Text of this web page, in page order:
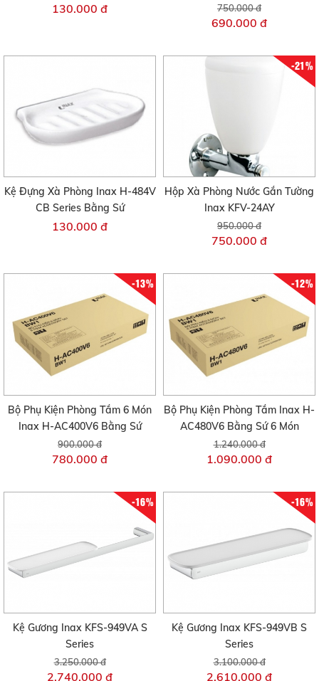
130.000 đ 750.000 đ
690.000 đ
Kệ Đựng Xà Phòng Inax H-484V
CB Series Bằng Sứ
130.000 đ
-21%
Hộp Xà Phòng Nước Gắn Tường
Inax KFV-24AY
950.000 đ
750.000 đ
-13%
Bộ Phụ Kiện Phòng Tắm 6 Món
Inax H-AC400V6 Bằng Sứ
900.000 đ
780.000 đ
-12%
Bộ Phụ Kiện Phòng Tắm Inax H-
AC480V6 Bằng Sứ 6 Món
1.240.000 đ
1.090.000 đ
-16%
Kệ Gương Inax KFS-949VA S
Series
3.250.000 đ
2.740.000 đ
-16%
Kệ Gương Inax KFS-949VB S
Series
3.100.000 đ
2.610.000 đ